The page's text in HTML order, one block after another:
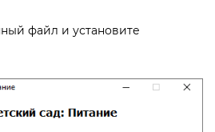
файл и установите